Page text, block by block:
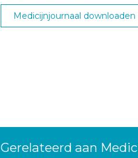
Medicijnjournaal downloaden
Gerelateerd aan